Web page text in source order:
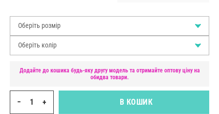
Оберіть розмір
Оберіть колір
Додайте до кошика будь-яку другу модель та отримайте оптову ціну на
обидва товари.
− + В КОШИК